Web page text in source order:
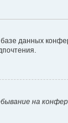
данных
на